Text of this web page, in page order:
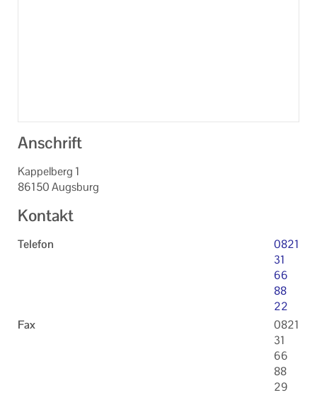
Anschrift
Kappelberg 1
86150 Augsburg
Kontakt
Telefon
0821
31
66
88
22
Fax
0821
31
66
88
29